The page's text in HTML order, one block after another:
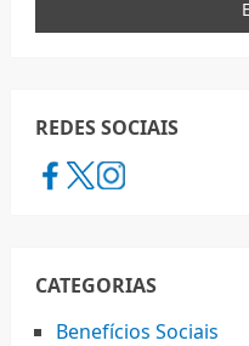
REDES SOCIAIS
CATEGORIAS
Benefícios Sociais